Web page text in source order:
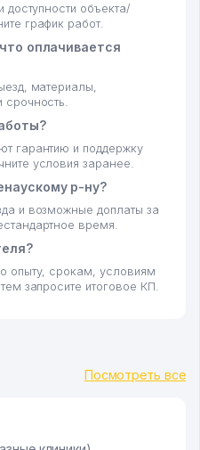
доступности объекта/
график работ.
оплачивается
материалы,
срочность.
гарантию и поддержку
условия заранее.
р-ну?
и возможные доплаты за
время.
опыту, срокам, условиям
запросите итоговое КП.
Посмотреть все